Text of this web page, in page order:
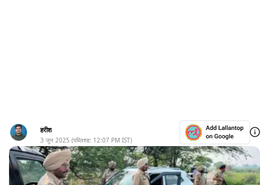
हरीश
3 जून 2025 (पब्लिश्ड: 12:07 PM IST)